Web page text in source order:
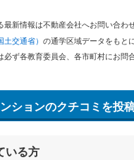
新情報は不動産会社へお問い合わせ
交通省） の通学区域データをもと
ず各教育委員会、各市町村にお問合
ションのクチコミを投
いる方